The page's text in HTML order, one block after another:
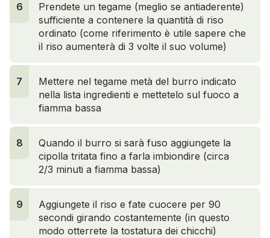
6
Prendete un tegame (meglio se antiaderente)
sufficiente a contenere la quantità di riso
ordinato (come riferimento è utile sapere che
il riso aumenterà di 3 volte il suo volume)
7
Mettere nel tegame metà del burro indicato
nella lista ingredienti e mettetelo sul fuoco a
fiamma bassa
8
Quando il burro si sarà fuso aggiungete la
cipolla tritata fino a farla imbiondire (circa
2/3 minuti a fiamma bassa)
9
Aggiungete il riso e fate cuocere per 90
secondi girando costantemente (in questo
modo otterrete la tostatura dei chicchi)